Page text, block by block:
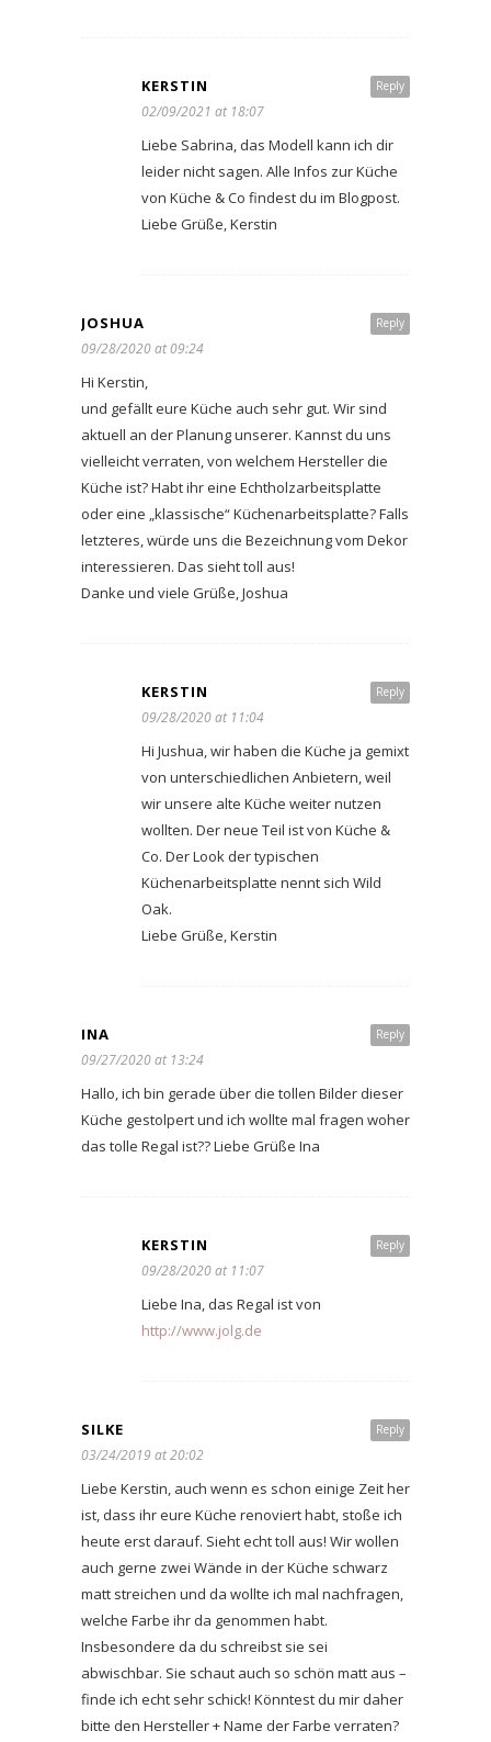
Reply
KERSTIN
02/09/2021 at 18:07
Liebe Sabrina, das Modell kann ich dir
leider nicht sagen. Alle Infos zur Küche
von Küche & Co findest du im Blogpost.
Liebe Grüße, Kerstin
Reply
JOSHUA
09/28/2020 at 09:24
Hi Kerstin,
und gefällt eure Küche auch sehr gut. Wir sind
aktuell an der Planung unserer. Kannst du uns
vielleicht verraten, von welchem Hersteller die
Küche ist? Habt ihr eine Echtholzarbeitsplatte
oder eine „klassische“ Küchenarbeitsplatte? Falls
letzteres, würde uns die Bezeichnung vom Dekor
interessieren. Das sieht toll aus!
Danke und viele Grüße, Joshua
Reply
KERSTIN
09/28/2020 at 11:04
Hi Jushua, wir haben die Küche ja gemixt
von unterschiedlichen Anbietern, weil
wir unsere alte Küche weiter nutzen
wollten. Der neue Teil ist von Küche &
Co. Der Look der typischen
Küchenarbeitsplatte nennt sich Wild
Oak.
Liebe Grüße, Kerstin
Reply
INA
09/27/2020 at 13:24
Hallo, ich bin gerade über die tollen Bilder dieser
Küche gestolpert und ich wollte mal fragen woher
das tolle Regal ist?? Liebe Grüße Ina
Reply
KERSTIN
09/28/2020 at 11:07
Liebe Ina, das Regal ist von
http://www.jolg.de
Reply
SILKE
03/24/2019 at 20:02
Liebe Kerstin, auch wenn es schon einige Zeit her
ist, dass ihr eure Küche renoviert habt, stoße ich
heute erst darauf. Sieht echt toll aus! Wir wollen
auch gerne zwei Wände in der Küche schwarz
matt streichen und da wollte ich mal nachfragen,
welche Farbe ihr da genommen habt.
Insbesondere da du schreibst sie sei
abwischbar. Sie schaut auch so schön matt aus –
finde ich echt sehr schick! Könntest du mir daher
bitte den Hersteller + Name der Farbe verraten?